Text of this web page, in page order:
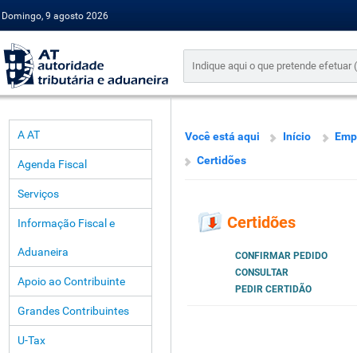
Domingo, 9 agosto 2026
A AT
Agenda Fiscal
Serviços
Informação Fiscal e
Aduaneira
Apoio ao Contribuinte
Grandes Contribuintes
U-Tax
Você está aqui Início
Certidões
Certidões
CONFIRMAR PEDIDO
CONSULTAR
PEDIR CERTIDÃO